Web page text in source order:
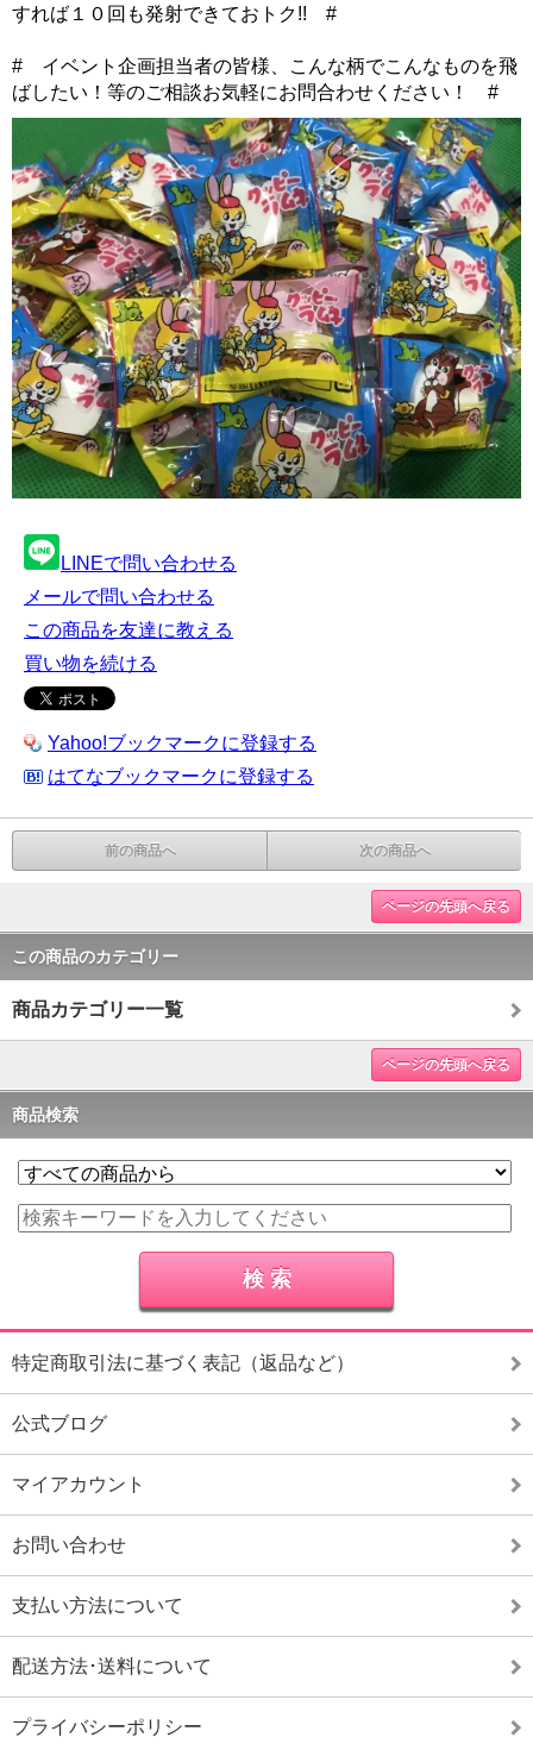
すれば１０回も発射できておトク!! #
# イベント企画担当者の皆様、こんな柄でこんなものを飛
ばしたい！等のご相談お気軽にお問合わせください！ #
LINEで問い合わせる
メールで問い合わせる
この商品を友達に教える
買い物を続ける
Yahoo!ブックマークに登録する
はてなブックマークに登録する
前の商品へ 次の商品へ
ページの先頭へ戻る
この商品のカテゴリー
商品カテゴリー一覧
ページの先頭へ戻る
商品検索
特定商取引法に基づく表記（返品など）
公式ブログ
マイアカウント
お問い合わせ
支払い方法について
配送方法･送料について
プライバシーポリシー